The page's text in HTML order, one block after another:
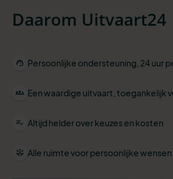
Daarom Uitvaart24
Persoonlijke ondersteuning, 24 uur
Een waardige uitvaart, toegankelijk
Altijd helder over keuzes en kosten
Alle ruimte voor persoonlijke wensen